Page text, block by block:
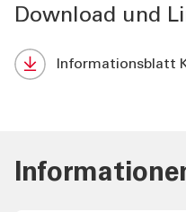
Download und
Informationsblatt